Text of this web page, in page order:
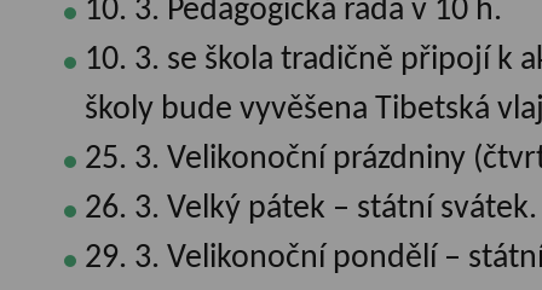
10. 3. Pedagogická rada v 10 h.
10. 3. se škola tradičně připojí k
školy bude vyvěšena Tibetská
25. 3. Velikonoční prázdniny
26. 3. Velký pátek – státní
29. 3. Velikonoční pondělí –